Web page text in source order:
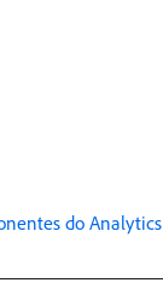
do Analytics